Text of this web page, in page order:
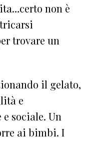
non è
trovare un
il gelato,
e
sociale. Un
ai bimbi. I